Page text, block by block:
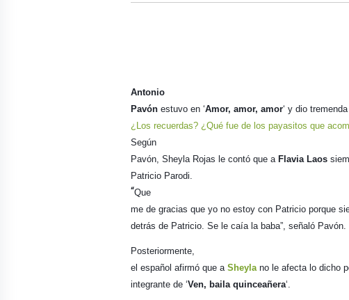
Antonio
Pavón estuvo en ‘Amor, amor, amor‘ y dio
¿Los recuerdas? ¿Qué fue de los payasitos que
Según
Pavón, Sheyla Rojas le contó que a Flavia Laos
Patricio Parodi.
“Que
me de gracias que yo no estoy con Patricio porque
detrás de Patricio. Se le caía la baba”, señaló Pavón.
Posteriormente,
el español afirmó que a Sheylano le afecta lo dicho
integrante de ‘Ven, baila quinceañera‘.